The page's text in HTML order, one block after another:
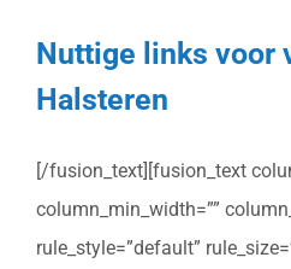
Nuttige links voor
Halsteren
[/fusion_text][fusion_text
column_min_width=””
rule_style=”default”